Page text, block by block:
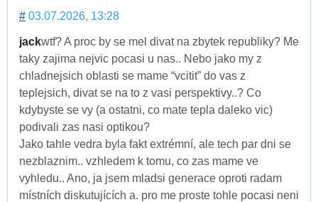
# 03.07.2026, 13:28
jackwtf? A proc by se mel divat na zbytek republiky? Me
taky zajima nejvic pocasi u nas.. Nebo jako my z
chladnejsich oblasti se mame “vcitit” do vas z
teplejsich, divat se na to z vasi perspektivy..? Co
kdybyste se vy (a ostatni, co mate tepla daleko vic)
podivali zas nasi optikou?
Jako tahle vedra byla fakt extrémní, ale tech par dni se
nezblaznim.. vzhledem k tomu, co zas mame ve
vyhledu.. Ano, ja jsem mladsi generace oproti radam
místních diskutujících a. pro me proste tohle pocasi neni